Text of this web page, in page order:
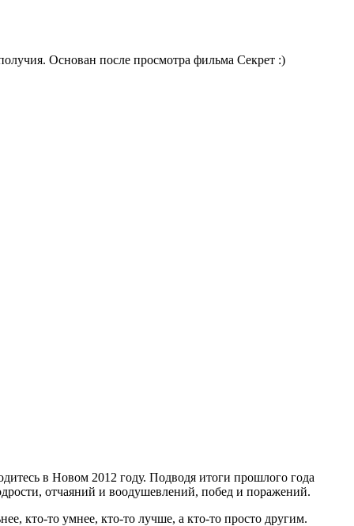
Основан после просмотра фильма Секрет :)
в Новом 2012 году. Подводя итоги прошлого года
отчаяний и воодушевлений, побед и поражений.
кто-то умнее, кто-то лучше, а кто-то просто другим.